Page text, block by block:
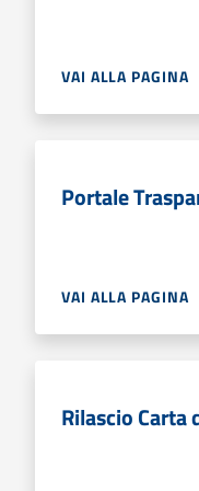
VAI ALLA PAGINA
Portale
VAI ALLA PAGINA
Rilascio